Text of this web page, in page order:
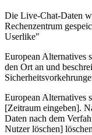
Die Live-Chat-Daten
Rechenzentrum
Userlike"
European Alternatives
den Ort an und
European Alternatives
[Zeitraum eingeben].
Daten nach dem
Nutzer löschen]